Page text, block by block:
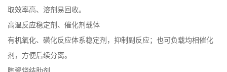
取效率高、溶剂易回收。
高温反应稳定剂、催化剂载体
有机氧化、磺化反应体系稳定剂，抑制副反应；也可负载均相催化
剂，方便后续分离。